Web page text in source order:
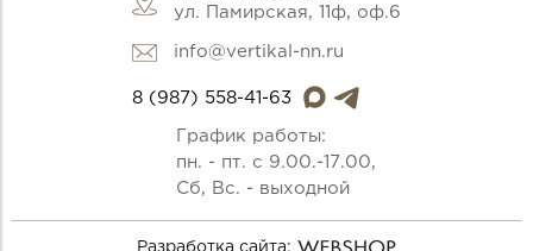
ул. Памирская, 11ф, оф.6
info@vertikal-nn.ru
8 (987) 558-41-63
График работы:
пн. - пт. с 9.00.-17.00,
Сб, Вс. - выходной
Разработка сайта: